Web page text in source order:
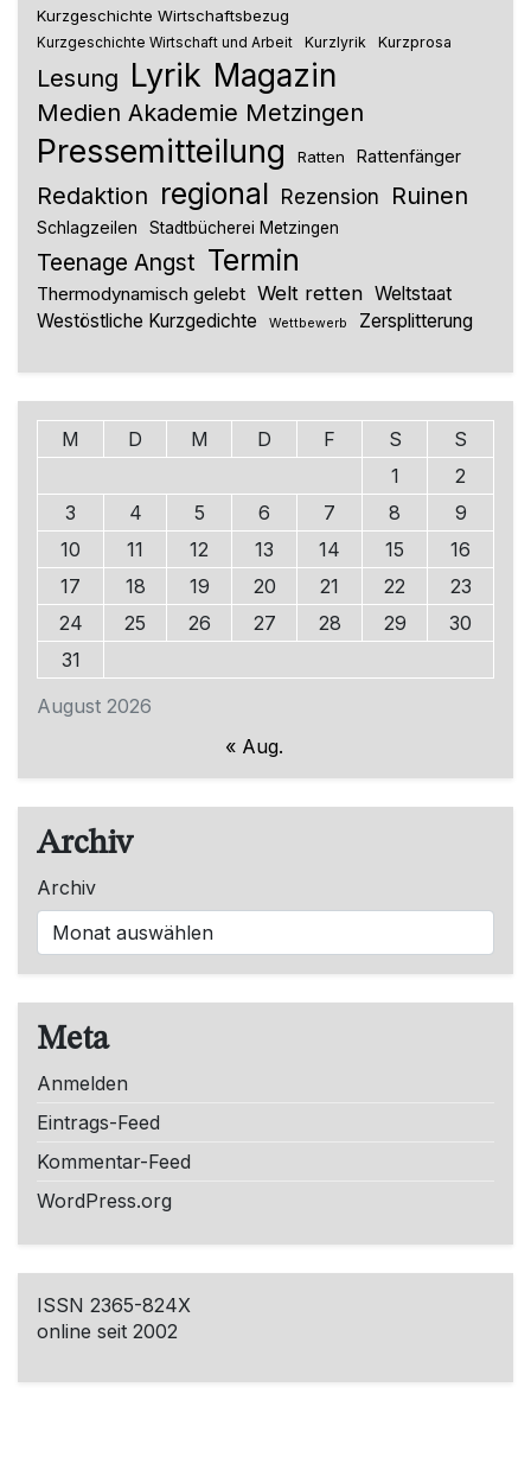
Kurzgeschichte Wirtschaftsbezug
Kurzgeschichte Wirtschaft und Arbeit Kurzlyrik Kurzprosa
Lesung Lyrik Magazin
Medien Akademie Metzingen
Pressemitteilung Ratten Rattenfänger
Redaktion regional Rezension Ruinen
Schlagzeilen Stadtbücherei Metzingen
Teenage Angst Termin
Thermodynamisch gelebt Welt retten Weltstaat
Westöstliche Kurzgedichte
Wettbewerb Zersplitterung
August 2026
M D M D F S
S
1
2
3
4 5 6 7 8
9
10
11 12 13 14 15
16
17
18 19 20 21 22
23
24
25 26 27 28 29
30
31
« Aug.
Archiv
Archiv
Meta
Anmelden
Eintrags-Feed
Kommentar-Feed
WordPress.org
ISSN 2365-824X
online seit 2002